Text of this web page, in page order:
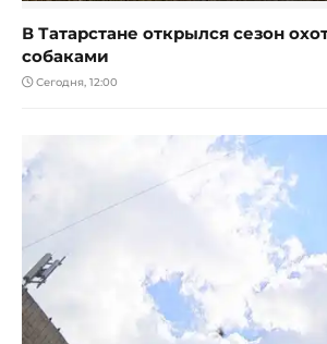
В Татарстане открылся сезон
собаками
Сегодня, 12:00